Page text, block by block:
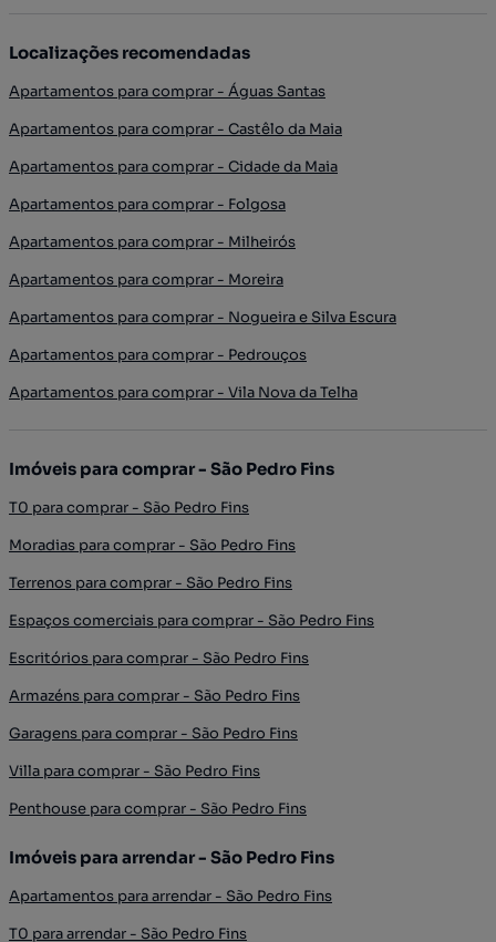
Localizações recomendadas
Apartamentos para comprar - Águas Santas
Apartamentos para comprar - Castêlo da Maia
Apartamentos para comprar - Cidade da Maia
Apartamentos para comprar - Folgosa
Apartamentos para comprar - Milheirós
Apartamentos para comprar - Moreira
Apartamentos para comprar - Nogueira e Silva Escura
Apartamentos para comprar - Pedrouços
Apartamentos para comprar - Vila Nova da Telha
Imóveis para comprar - São Pedro Fins
T0 para comprar - São Pedro Fins
Moradias para comprar - São Pedro Fins
Terrenos para comprar - São Pedro Fins
Espaços comerciais para comprar - São Pedro Fins
Escritórios para comprar - São Pedro Fins
Armazéns para comprar - São Pedro Fins
Garagens para comprar - São Pedro Fins
Villa para comprar - São Pedro Fins
Penthouse para comprar - São Pedro Fins
Imóveis para arrendar - São Pedro Fins
Apartamentos para arrendar - São Pedro Fins
T0 para arrendar - São Pedro Fins